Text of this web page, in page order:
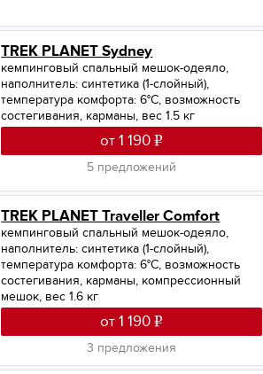
TREK PLANET Sydney
кемпинговый спальный мешок-одеяло,
наполнитель: синтетика (1-слойный),
температура комфорта: 6°С, возможность
состегивания, карманы, вес 1.5 кг
от 1 190
5 предложений
TREK PLANET Traveller Comfort
кемпинговый спальный мешок-одеяло,
наполнитель: синтетика (1-слойный),
температура комфорта: 6°С, возможность
состегивания, карманы, компрессионный
мешок, вес 1.6 кг
от 1 190
3 предложения